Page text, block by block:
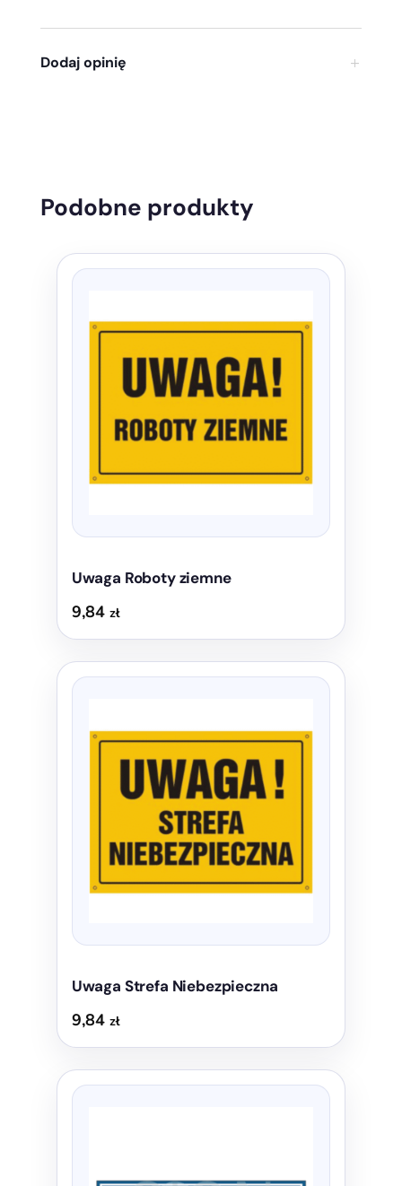
Dodaj opinię
Podobne produkty
Uwaga Roboty ziemne
9,84 zł
Ten
wiele
wariantów.
stronie
Uwaga Strefa Niebezpieczna
9,84 zł
Ten
wiele
wariantów.
stronie
Ten